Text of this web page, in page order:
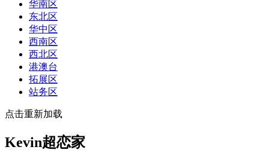
华南区
东北区
华中区
西南区
西北区
港澳台
拓展区
站务区
点击重新加载
Kevin超恋家